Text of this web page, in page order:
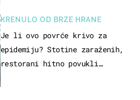
KRENULO OD BRZE HRANE
Je li ovo povrće krivo za
epidemiju? Stotine zaraženih,
restorani hitno povukli